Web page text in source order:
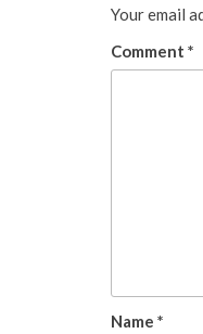
Your email
Comment *
Name *